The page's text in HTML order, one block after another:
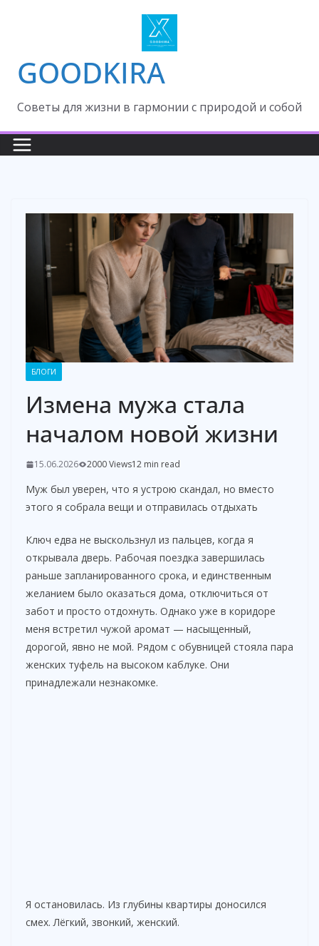
GOODKIRA
Cоветы для жизни в гармонии с природой и собой
БЛОГИ
Измена мужа стала
началом новой жизни
15.06.2026 2000 Views12 min read
Муж был уверен, что я устрою скандал, но вместо
этого я собрала вещи и отправилась отдыхать
Ключ едва не выскользнул из пальцев, когда я
открывала дверь. Рабочая поездка завершилась
раньше запланированного срока, и единственным
желанием было оказаться дома, отключиться от
забот и просто отдохнуть. Однако уже в коридоре
меня встретил чужой аромат — насыщенный,
дорогой, явно не мой. Рядом с обувницей стояла пара
женских туфель на высоком каблуке. Они
принадлежали незнакомке.
Я остановилась. Из глубины квартиры доносился
смех. Лёгкий, звонкий, женский.